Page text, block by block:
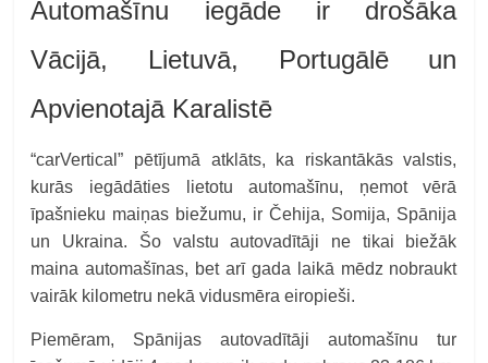
Automašīnu iegāde ir drošāka
Vācijā, Lietuvā, Portugālē un
Apvienotajā Karalistē
“carVertical” pētījumā atklāts, ka riskantākās valstis,
kurās iegādāties lietotu automašīnu, ņemot vērā
īpašnieku maiņas biežumu, ir Čehija, Somija, Spānija
un Ukraina. Šo valstu autovadītāji ne tikai biežāk
maina automašīnas, bet arī gada laikā mēdz nobraukt
vairāk kilometru nekā vidusmēra eiropieši.
Piemēram, Spānijas autovadītāji automašīnu tur